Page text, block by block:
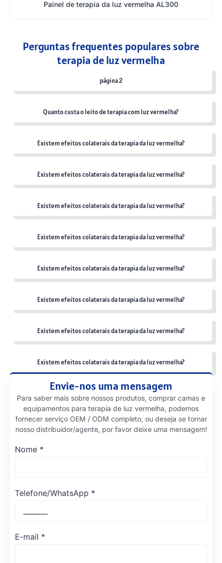
Painel de terapia da luz vermelha AL300
Perguntas frequentes populares sobre
terapia de luz vermelha
página 2
Quanto custa o leito de terapia com luz vermelha?
Existem efeitos colaterais da terapia da luz vermelha?
Existem efeitos colaterais da terapia da luz vermelha?
Existem efeitos colaterais da terapia da luz vermelha?
Existem efeitos colaterais da terapia da luz vermelha?
Existem efeitos colaterais da terapia da luz vermelha?
Existem efeitos colaterais da terapia da luz vermelha?
Existem efeitos colaterais da terapia da luz vermelha?
Existem efeitos colaterais da terapia da luz vermelha?
Envie-nos uma mensagem
Para saber mais sobre nossos produtos, comprar camas e
equipamentos para terapia de luz vermelha, podemos
fornecer serviço OEM / ODM completo, ou deseja se tornar
nosso distribuidor/agente, por favor deixe uma mensagem!
Nome *
Telefone/WhatsApp *
E-mail *